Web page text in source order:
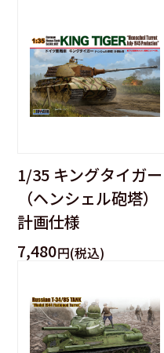
1/35 キングタイガー
（ヘンシェル砲塔）
計画仕様
7,480円(税込)